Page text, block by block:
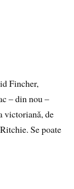
Fincher,
– din nou –
victorianǎ, de
Se poate